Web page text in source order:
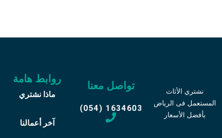
روابط هامة
ماذا نشتري
آخر أعمالنا
تواصل معنا
(054) 1634603
نشتري الأثاث
المستعمل فى الرياض
بأفضل الأسعار